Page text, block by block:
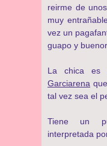
reirme de
muy
vez un
guapo y
La chica es
Garciarena
tal vez sea el
Tiene un
interpretada